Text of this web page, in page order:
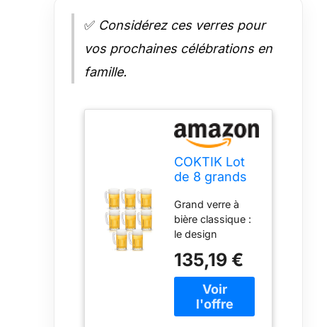
✅ Considérez ces verres pour
vos prochaines célébrations en
famille.
COKTIK Lot
de 8 grands
lourds avec
poignée –
590 ml,
verres à bière
classiques
Grand verre à
bière classique :
le design
chope à bière
allemande garde
la bière froide
tout en
135,19 €